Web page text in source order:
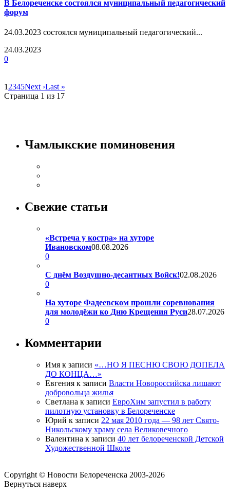
В Белореченске состоялся муниципальный педагогический
форум
24.03.2023 состоялся муниципальный педагогический...
24.03.2023
0
1 2345Next ›Last »
Страница 1 из 17
Чамлыкские поминовения
Свежие статьи
«Встреча у костра» на хуторе
Ивановском08.08.2026
0
С днём Воздушно-десантных Войск!02.08.2026
0
На хуторе Фадеевском прошли соревнования
для молодёжи ко Дню Крещения Руси28.07.2026
0
Комментарии
Имя к записи «…НО Я ПЕСНЮ СВОЮ ДОПЕЛА
ДО КОНЦА…»
Евгения к записи Власти Новороссийска лишают
добровольца жилья
Светлана к записи ЕвроХим запустил в работу
пилотную установку в Белореченске
Юрий к записи 22 мая 2010 года — 98 лет Свято-
Никольскому храму села Великовечного
Валентина к записи 40 лет белореченской Детской
Художественной Школе
Copyright © Новости Белореченска 2003-2026
Вернуться наверх